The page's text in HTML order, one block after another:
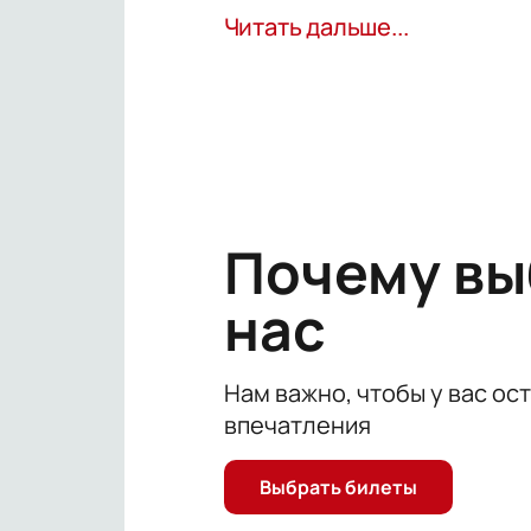
Если вы хотите полностью
Читать дальше...
Почему
нас
Нам важно, чтобы у вас
впечатления
Выбрать билеты